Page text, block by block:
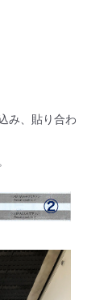
み、貼り合わ